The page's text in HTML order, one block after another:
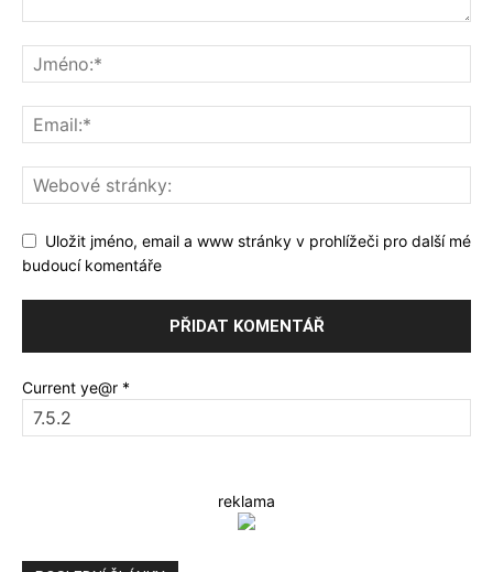
Uložit jméno, email a www stránky v prohlížeči pro další mé
budoucí komentáře
Current ye@r *
reklama